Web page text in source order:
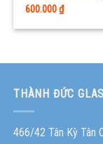
600.000₫
THÀNH ĐỨC
466/42 Tân Kỳ Tân